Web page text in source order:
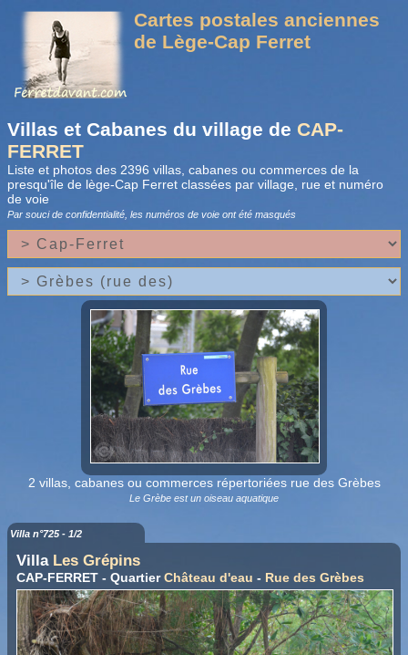
Cartes postales anciennes
de Lège-Cap Ferret
Villas et Cabanes du village de CAP-
FERRET
Liste et photos des 2396 villas, cabanes ou commerces de la
presqu'île de lège-Cap Ferret classées par village, rue et numéro
de voie
Par souci de confidentialité, les numéros de voie ont été masqués
2 villas, cabanes ou commerces répertoriées rue des Grèbes
Le Grèbe est un oiseau aquatique
Villa n°725 - 1/2
Villa Les Grépins
CAP-FERRET - QuartierChâteau d'eau - Rue des Grèbes